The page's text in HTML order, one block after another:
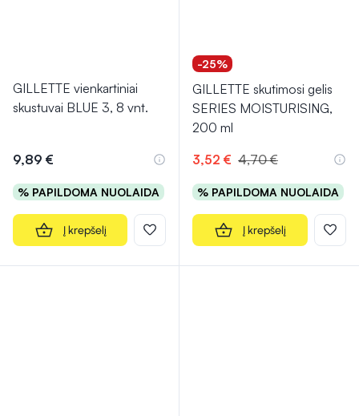
GILLETTE vienkartiniai
skustuvai BLUE 3, 8 vnt.
9,89 €
% PAPILDOMA NUOLAIDA
Į krepšelį
-25%
GILLETTE skutimosi gelis
SERIES MOISTURISING,
200 ml
3,52 € 4,70 €
% PAPILDOMA NUOLAIDA
Į krepšelį